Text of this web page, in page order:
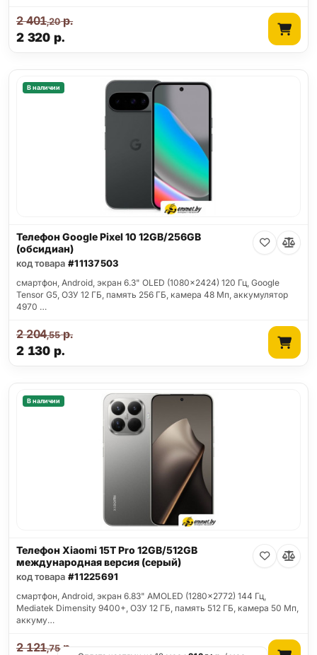
2 320 р.
2 401,20р.
В наличии
Телефон Google Pixel 10 12GB/256GB
(обсидиан)
код товара #11137503
смартфон, Android, экран 6.3" OLED (1080x2424) 120 Гц, Google
Tensor G5, ОЗУ 12 ГБ, память 256 ГБ, камера 48 Мп, аккумулятор
4970 …
2 130 р.
2 204,55р.
В наличии
Телефон Xiaomi 15T Pro 12GB/512GB
международная версия (серый)
код товара #11225691
смартфон, Android, экран 6.83" AMOLED (1280x2772) 144 Гц,
Mediatek Dimensity 9400+, ОЗУ 12 ГБ, память 512 ГБ, камера 50 Мп,
аккуму…
2 121,75р.